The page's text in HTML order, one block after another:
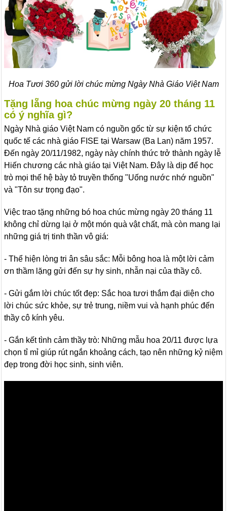
Hoa Tươi 360 gửi lời chúc mừng Ngày Nhà Giáo Việt Nam
Tặng lẵng hoa chúc mừng ngày 20 tháng 11
có ý nghĩa gì?
Ngày Nhà giáo Việt Nam có nguồn gốc từ sự kiện tổ chức
quốc tế các nhà giáo FISE tại Warsaw (Ba Lan) năm 1957.
Đến ngày 20/11/1982, ngày này chính thức trở thành ngày lễ
Hiến chương các nhà giáo tại Việt Nam. Đây là dịp để học
trò mọi thế hệ bày tỏ truyền thống "Uống nước nhớ nguồn"
và "Tôn sư trọng đạo".
Việc trao tặng những bó hoa chúc mừng ngày 20 tháng 11
không chỉ dừng lại ở một món quà vật chất, mà còn mang lại
những giá trị tinh thần vô giá:
- Thể hiện lòng tri ân sâu sắc: Mỗi bông hoa là một lời cảm
ơn thầm lặng gửi đến sự hy sinh, nhẫn nại của thầy cô.
- Gửi gắm lời chúc tốt đẹp: Sắc hoa tươi thắm đại diện cho
lời chúc sức khỏe, sự trẻ trung, niềm vui và hạnh phúc đến
thầy cô kính yêu.
- Gắn kết tình cảm thầy trò: Những mẫu hoa 20/11 được lựa
chọn tỉ mỉ giúp rút ngắn khoảng cách, tạo nên những kỷ niệm
đẹp trong đời học sinh, sinh viên.